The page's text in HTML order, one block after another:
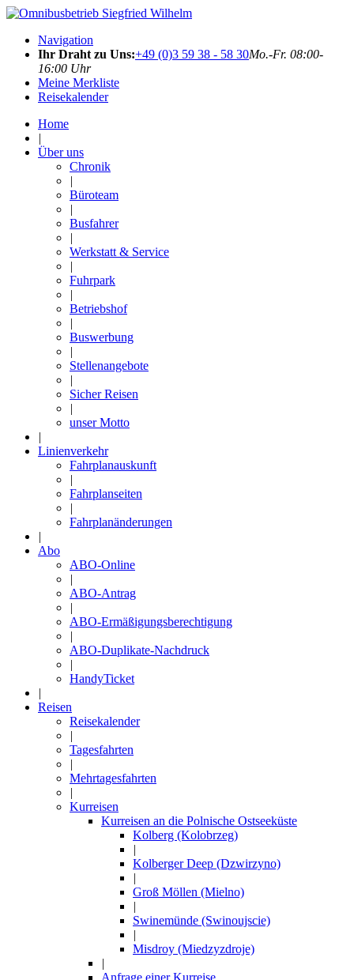
Navigation
Ihr Draht zu Uns:+49 (0)3 59 38 - 58 30Mo.-Fr. 08:00-
16:00 Uhr
Meine Merkliste
Reisekalender
Home
|
Über uns
Chronik
|
Büroteam
|
Busfahrer
|
Werkstatt & Service
|
Fuhrpark
|
Betriebshof
|
Buswerbung
|
Stellenangebote
|
Sicher Reisen
|
unser Motto
|
Linienverkehr
Fahrplanauskunft
|
Fahrplanseiten
|
Fahrplanänderungen
|
Abo
ABO-Online
|
ABO-Antrag
|
ABO-Ermäßigungsberechtigung
|
ABO-Duplikate-Nachdruck
|
HandyTicket
|
Reisen
Reisekalender
|
Tagesfahrten
|
Mehrtagesfahrten
|
Kurreisen
Kurreisen an die Polnische Ostseeküste
Kolberg (Kolobrzeg)
|
Kolberger Deep (Dzwirzyno)
|
Groß Möllen (Mielno)
|
Swinemünde (Swinoujscie)
|
Misdroy (Miedzyzdroje)
|
Anfrage einer Kurreise